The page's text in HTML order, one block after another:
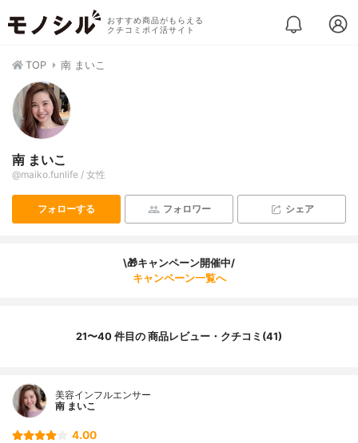
おすすめ商品がもらえる
クチコミポイ活サイト
TOP 南 まいこ
南 まいこ
@maiko.funlife / 女性
フォローする フォロワー シェア
\🎁キャンペーン開催中/
キャンペーン一覧へ
21〜40 件目の 商品レビュー・クチコミ(41)
美容インフルエンサー
南 まいこ
4.00